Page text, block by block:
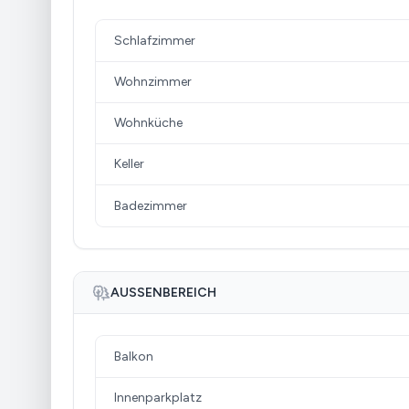
Schlafzimmer
Wohnzimmer
Wohnküche
Keller
Badezimmer
AUSSENBEREICH
Balkon
Innenparkplatz